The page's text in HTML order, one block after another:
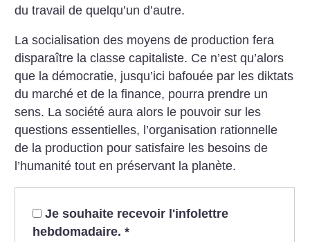
du travail de quelqu’un d’autre.
La socialisation des moyens de production fera
disparaître la classe capitaliste. Ce n’est qu’alors
que la démocratie, jusqu’ici bafouée par les diktats
du marché et de la finance, pourra prendre un
sens. La société aura alors le pouvoir sur les
questions essentielles, l’organisation rationnelle
de la production pour satisfaire les besoins de
l’humanité tout en préservant la planète.
Je souhaite recevoir l'infolettre
hebdomadaire. *